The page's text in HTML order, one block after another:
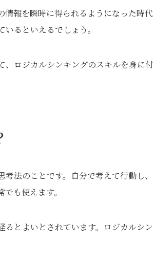
報を瞬時に得られるようになった時代
るといえるでしょう。
、ロジカルシンキングのスキルを身に付
法のことです。自分で考えて行動し、
も使えます。
とよいとされています。ロジカルシン